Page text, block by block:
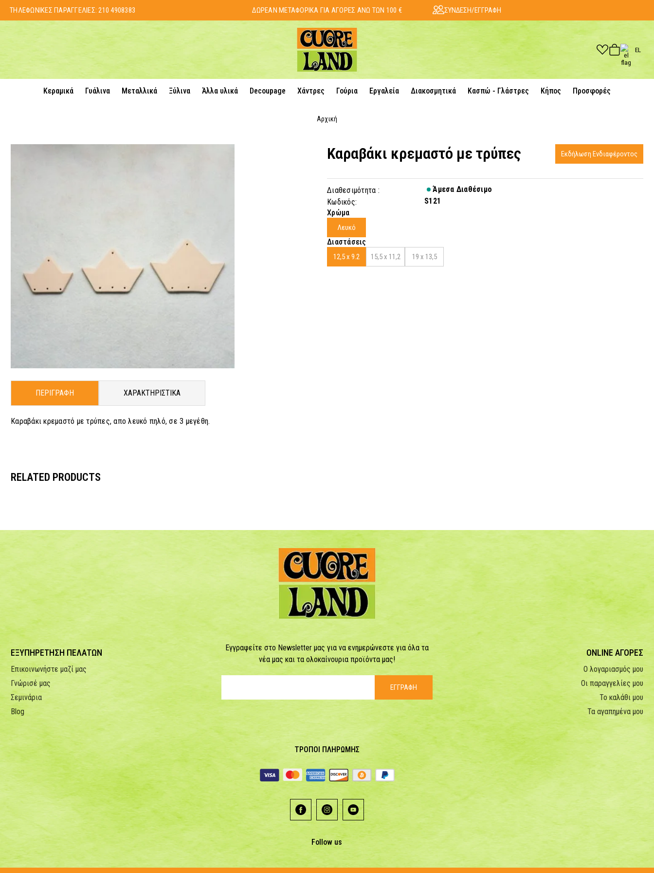
ΤΗΛΕΦΩΝΙΚΕΣ ΠΑΡΑΓΓΕΛΙΕΣ:210 4908383 ΔΩΡΕΑΝ ΜΕΤΑΦΟΡΙΚΑ ΓΙΑ ΑΓΟΡΕΣ ΑΝΩ ΤΩΝ 100 € ΣΥΝΔΕΣΗ/ΕΓΓΡΑΦΗ
EL
Κεραμικά Γυάλινα Μεταλλικά Ξύλινα Άλλα υλικά Decoupage Χάντρες Γούρια Εργαλεία Διακοσμητικά Κασπώ - Γλάστρες Κήπος Προσφορές
Αρχική
Καραβάκι κρεμαστό με τρύπες
Διαθεσιμότητα :
Άμεσα Διαθέσιμο
Κωδικός:
S121
Χρώμα
Λευκό
Διαστάσεις
12,5 x 9.2 15,5 x 11,2 19 x 13,5
ΠΕΡΙΓΡΑΦΗ ΧΑΡΑΚΤΗΡΙΣΤΙΚΑ
Καραβάκι κρεμαστό με τρύπες, απο λευκό πηλό, σε 3 μεγέθη.
Εκδήλωση Ενδιαφέροντος
RELATED PRODUCTS
ΕΞΥΠΗΡΕΤΗΣΗ ΠΕΛΑΤΩΝ
Επικοινωνήστε μαζί μας
Γνώρισέ μας
Σεμινάρια
Blog
Εγγραφείτε στο Newsletter μας για να ενημερώνεστε για όλα τα
νέα μας και τα ολοκαίνουρια προϊόντα μας!
ΕΓΓΡΑΦΗ
ONLINE ΑΓΟΡΕΣ
Ο λογαριασμός μου
Οι παραγγελίες μου
Το καλάθι μου
Τα αγαπημένα μου
ΤΡΟΠΟΙ ΠΛΗΡΩΜΗΣ
Follow us